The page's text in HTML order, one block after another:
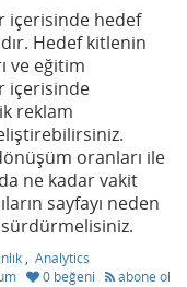
içerisinde hedef
Hedef kitlenin
ve eğitim
içerisinde
reklam
oranları ile
ne kadar vakit
sayfayı neden
sürdürmelisiniz.
Analytics
0 beğeni abone ol